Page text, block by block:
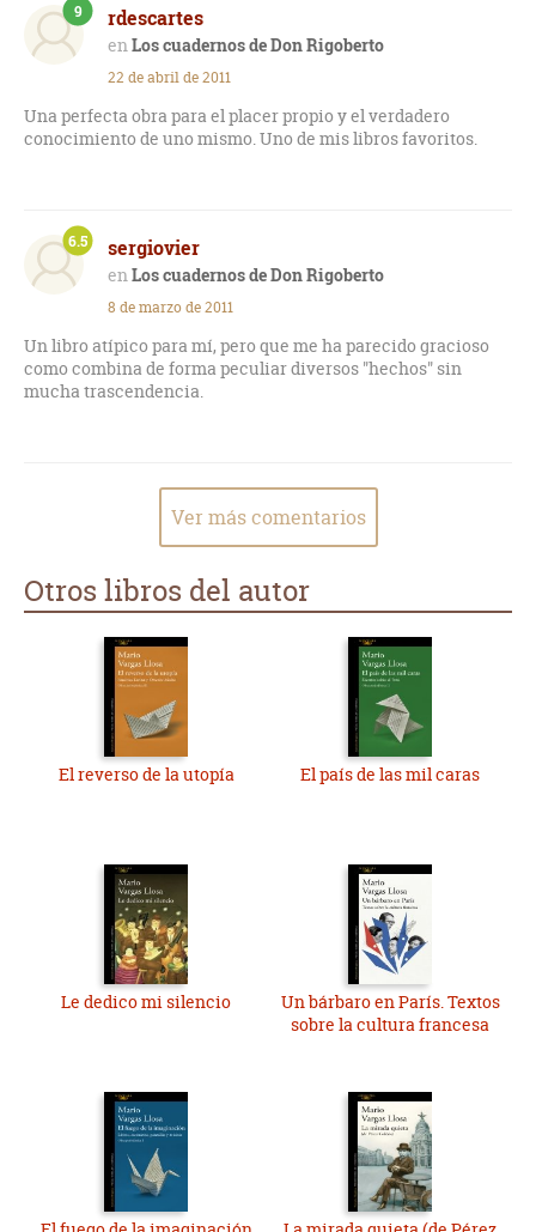
rdescartes
Los cuadernos de Don Rigoberto
9
22 de abril de 2011
Una perfecta obra para el placer propio y el verdadero
conocimiento de uno mismo. Uno de mis libros favoritos.
sergiovier
Los cuadernos de Don Rigoberto
6.5
8 de marzo de 2011
Un libro atípico para mí, pero que me ha parecido gracioso
como combina de forma peculiar diversos "hechos" sin
mucha trascendencia.
Ver más comentarios
Otros libros del autor
El reverso de la utopía El país de las mil caras
Le dedico mi silencio
Un bárbaro en París. Textos
sobre la cultura francesa